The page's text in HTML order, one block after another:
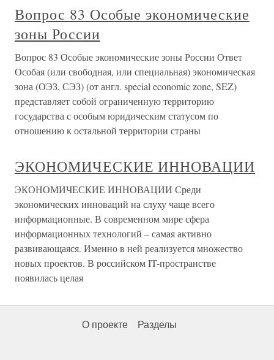
Вопрос 83 Особые экономические
зоны России
Вопрос 83 Особые экономические зоны России Ответ
Особая (или свободная, или специальная) экономическая
зона (ОЭЗ, СЭЗ) (от англ. special economic zone, SEZ)
представляет собой ограниченную территорию
государства с особым юридическим статусом по
отношению к остальной территории страны
ЭКОНОМИЧЕСКИЕ ИННОВАЦИИ
ЭКОНОМИЧЕСКИЕ ИННОВАЦИИ Среди
экономических инноваций на слуху чаще всего
информационные. В современном мире сфера
информационных технологий – самая активно
развивающаяся. Именно в ней реализуется множество
новых проектов. В российском IT-пространстве
появилась целая
О проекте Разделы